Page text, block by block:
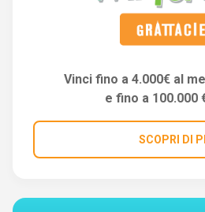
Vinci fino a 4.000€ al
e fino a 100.000
SCOPRI DI